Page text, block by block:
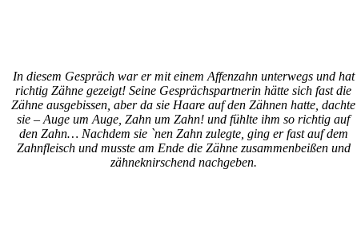
In diesem Gespräch war er mit einem Affenzahn unterwegs und hat
richtig Zähne gezeigt! Seine Gesprächspartnerin hätte sich fast die
Zähne ausgebissen, aber da sie Haare auf den Zähnen hatte, dachte
sie – Auge um Auge, Zahn um Zahn! und fühlte ihm so richtig auf
den Zahn… Nachdem sie `nen Zahn zulegte, ging er fast auf dem
Zahnfleisch und musste am Ende die Zähne zusammenbeißen und
zähneknirschend nachgeben.